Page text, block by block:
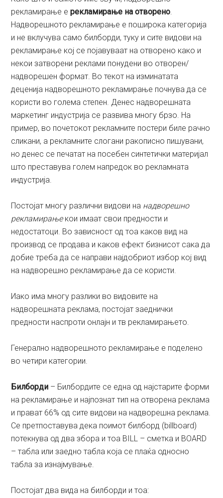
рекламирање ерекламирање на отворено.
Надворешното рекламирање е поширока категорија
и не вклучува само билборди, туку и сите видови на
рекламирање кој се појавуваат на отворено како и
некои затворени реклами понудени во отворен/
надворешен формат. Во текот на изминатата
деценија надворешното рекламирање почнува да се
користи во голема степен. Денес надворешната
маркетинг индустрија се развива многу брзо. На
пример, во почетокот рекламните постери биле рачно
сликани, а рекламните слогани ракописно пишувани,
но денес се печатат на посебен синтетички материјал
што преставува голем напредок во рекламната
индустрија.
Постојат многу различни видови на надворешно
рекламирањекои имаат свои предности и
недостатоци. Во зависност од тоа каков вид на
производ се продава и каков ефект бизнисот сака да
добие треба да се направи најдобриот избор кој вид
на надворешно рекламирање да се користи.
Иако има многу разлики во видовите на
надворешната реклама, постојат заеднички
предности наспроти онлајн и тв рекламирањето.
Генерално надворешното рекламирање е поделено
во четири категории.
Билборди – Билбордите се една од најстарите форми
на рекламирање и најпознат тип на отворена реклама
и прават 66% од сите видови на надворешна реклама.
Се претпоставува дека поимот билборд (billboard)
потекнува од два збора и тоа BILL – сметка и BOARD
– табла или заедно табла која се плаќа односно
табла за изнајмување.
Постојат два вида на билборди и тоа: